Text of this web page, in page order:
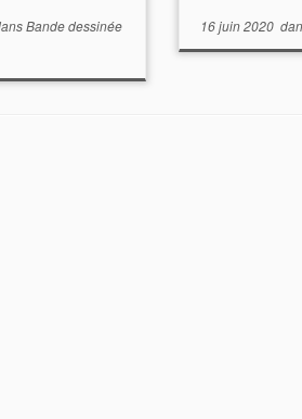
Bande dessinée
16 juin 2020